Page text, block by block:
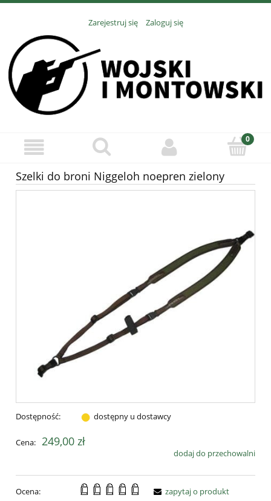
Zarejestruj się Zaloguj się
Szelki do broni Niggeloh noepren zielony
Dostępność: dostępny u dostawcy
Cena: 249,00 zł
dodaj do przechowalni
Ocena:
zapytaj o produkt